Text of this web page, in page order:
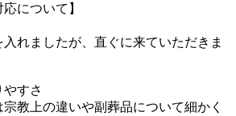
について】
れましたが、直ぐに来ていただきま
やすさ
教上の違いや副葬品について細かく